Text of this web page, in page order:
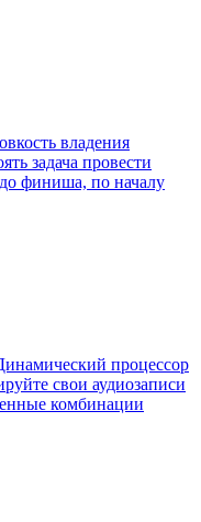
владения
задача провести
финиша, по началу
процессор
свои аудиозаписи
комбинации